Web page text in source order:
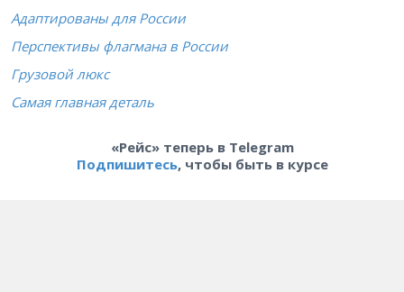
Адаптированы для России
Перспективы флагмана в России
Грузовой люкс
Самая главная деталь
«Рейс» теперь в Telegram
Подпишитесь, чтобы быть в курсе